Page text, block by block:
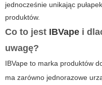
jednocześnie unikając
produktów.
Co to jest IBVape i
uwagę?
IBVape to marka produktów
ma zarówno jednorazowe